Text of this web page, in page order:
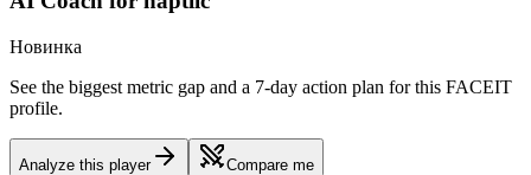
Новинка
See the biggest metric gap and a 7-day action plan for this FACEIT
profile.
Analyze this player
Compare me